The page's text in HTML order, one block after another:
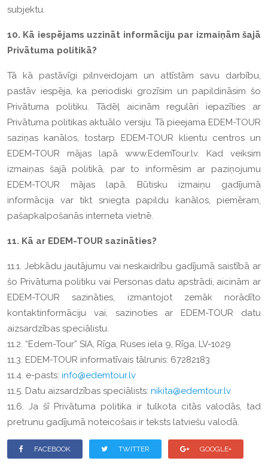
subjektu.
10. Kā iespējams uzzināt informāciju par izmaiņām šajā
Privātuma politikā?
Tā kā pastāvīgi pilnveidojam un attīstām savu darbību,
pastāv iespēja, ka periodiski grozīsim un papildināsim šo
Privātuma politiku. Tādēļ aicinām regulāri iepazīties ar
Privātuma politikas aktuālo versiju. Tā pieejama EDEM-TOUR
saziņas kanālos, tostarp EDEM-TOUR klientu centros un
EDEM-TOUR mājas lapā www.EdemTour.lv. Kad veiksim
izmaiņas šajā politikā, par to informēsim ar paziņojumu
EDEM-TOUR mājas lapā. Būtisku izmaiņu gadījumā
informācija var tikt sniegta papildu kanālos, piemēram,
pašapkalpošanās interneta vietnē.
11. Kā ar EDEM-TOUR sazināties?
11.1. Jebkādu jautājumu vai neskaidrību gadījumā saistībā ar
šo Privātuma politiku vai Personas datu apstrādi, aicinām ar
EDEM-TOUR sazināties, izmantojot zemāk norādīto
kontaktinformāciju vai, sazinoties ar EDEM-TOUR datu
aizsardzības speciālistu.
11.2. “Edem-Tour” SIA, Rīga, Ruses iela 9, Rīga, LV-1029
11.3. EDEM-TOUR informatīvais tālrunis: 67282183
11.4. e-pasts: info@edemtour.lv
11.5. Datu aizsardzības speciālists: nikita@edemtour.lv
11.6. Ja šī Privātuma politika ir tulkota citās valodās, tad
pretrunu gadījumā noteicošais ir teksts latviešu valodā.
FACEBOOK TWITTER GOOGLE+